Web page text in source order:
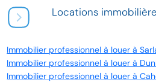
Locations
Immobilier professionnel à louer à
Immobilier professionnel à louer à
Immobilier professionnel à louer à